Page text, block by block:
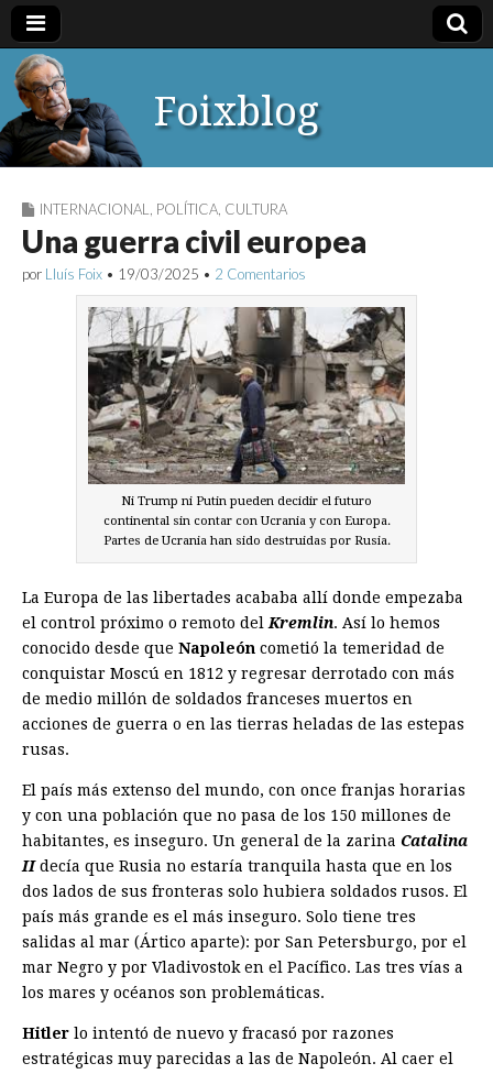
Foixblog
INTERNACIONAL POLÍTICA CULTURA
Una guerra civil europea
por Lluís Foix • 19/03/2025 • 2 Comentarios
Ni Trump ni Putin pueden decidir el futuro
continental sin contar con Ucrania y con Europa.
Partes de Ucrania han sido destruidas por Rusia.
La Europa de las libertades acababa allí donde empezaba
el control próximo o remoto del Kremlin. Así lo hemos
conocido desde que Napoleón cometió la temeridad de
conquistar Moscú en 1812 y regresar derrotado con más
de medio millón de soldados franceses muertos en
acciones de guerra o en las tierras heladas de las estepas
rusas.
El país más extenso del mundo, con once franjas horarias
y con una población que no pasa de los 150 millones de
habitantes, es inseguro. Un general de la zarina Catalina
IIdecía que Rusia no estaría tranquila hasta que en los
dos lados de sus fronteras solo hubiera soldados rusos. El
país más grande es el más inseguro. Solo tiene tres
salidas al mar (Ártico aparte): por San Petersburgo, por el
mar Negro y por Vladivostok en el Pacífico. Las tres vías a
los mares y océanos son problemáticas.
Hitler lo intentó de nuevo y fracasó por razones
estratégicas muy parecidas a las de Napoleón. Al caer el